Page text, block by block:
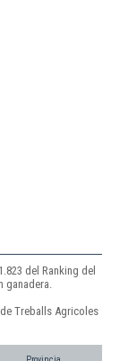
del Ranking del
Treballs Agricoles